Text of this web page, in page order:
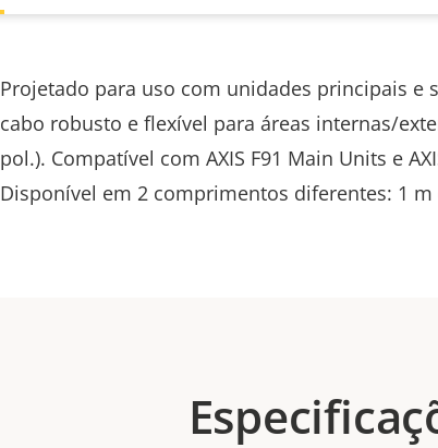
Projetado para uso com unidades principais e
cabo robusto e flexível para áreas internas/
pol.). Compatível com AXIS F91 Main Units e
Disponível em 2 comprimentos diferentes: 1 m